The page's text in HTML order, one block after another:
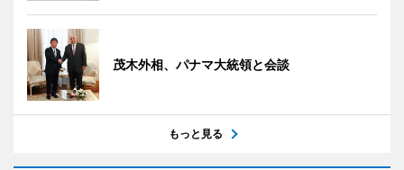
茂木外相、パナマ大統領と会談
もっと見る